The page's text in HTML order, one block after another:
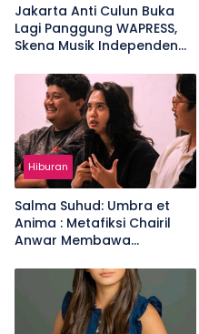
Jakarta Anti Culun Buka
Lagi Panggung WAPRESS,
Skena Musik Independen
Hiburan
Salma Suhud: Umbra et
Anima : Metafiksi Chairil
Anwar Membawa
Chairil Anwar